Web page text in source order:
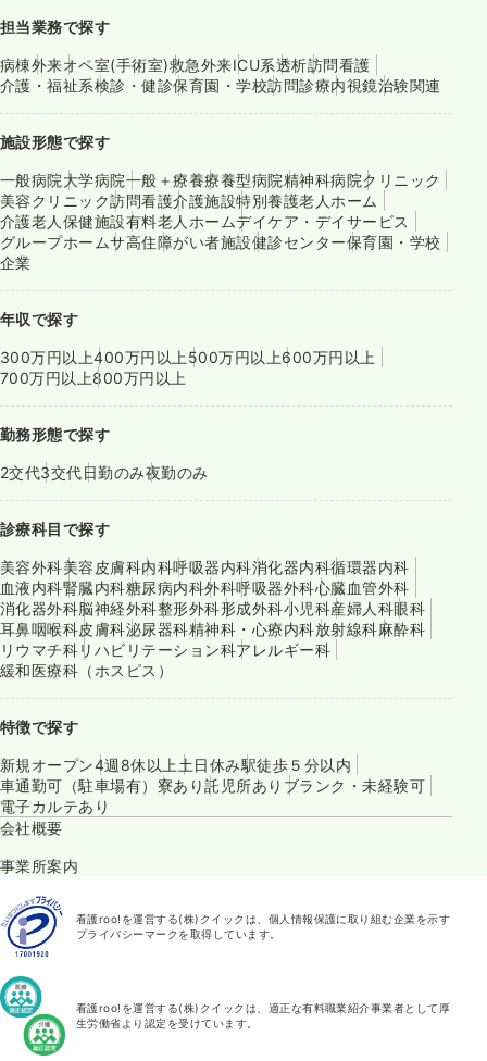
担当業務で探す
病棟外来オペ室(手術室)救急外来ICU系透析訪問看護
介護・福祉系検診・健診保育園・学校訪問診療内視鏡治験関連
施設形態で探す
一般病院大学病院一般＋療養療養型病院精神科病院クリニック
美容クリニック訪問看護介護施設特別養護老人ホーム
介護老人保健施設有料老人ホームデイケア・デイサービス
グループホームサ高住障がい者施設健診センター保育園・学校
企業
年収で探す
300万円以上400万円以上 500万円以上600万円以上
700万円以上800万円以上
勤務形態で探す
2交代3交代日勤のみ夜勤のみ
診療科目で探す
美容外科美容皮膚科内科呼吸器内科消化器内科循環器内科
血液内科腎臓内科糖尿病内科外科呼吸器外科心臓血管外科
消化器外科脳神経外科整形外科形成外科小児科産婦人科眼科
耳鼻咽喉科皮膚科泌尿器科精神科・心療内科放射線科麻酔科
リウマチ科リハビリテーション科アレルギー科
緩和医療科（ホスピス）
特徴で探す
新規オープン4週8休以上 土日休み駅徒歩５分以内
車通勤可（駐車場有） 寮あり託児所あり ブランク・未経験可
電子カルテあり
会社概要
事業所案内
看護roo!を運営する(株)クイックは、個人情報保護に取り組む企業を示す
プライバシーマークを取得しています。
看護roo!を運営する(株)クイックは、適正な有料職業紹介事業者として厚
生労働省より認定を受けています。